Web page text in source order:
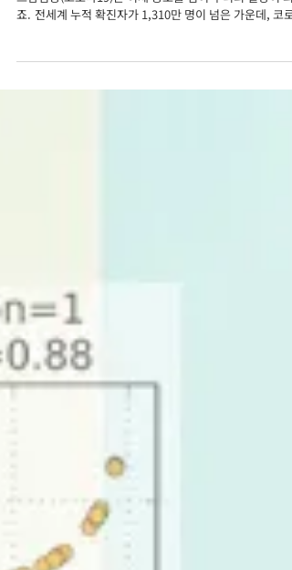
2019년 12월 중국 우한에서 처음 발생한 신종 코로나 바이
바이러스에 대해 전 세계 온라인 상에선 어떤 대화가 이루어
지고